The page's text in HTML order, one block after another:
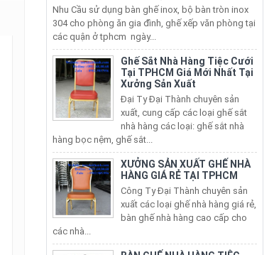
các quận ở tphcm ngày...
Ghế Sắt Nhà Hàng Tiệc Cưới
Tại TPHCM Giá Mới Nhất Tại
Xưởng Sản Xuất
Đại Ty Đại Thành chuyên sản
xuất, cung cấp các loại ghế sắt
nhà hàng các loại: ghế sắt nhà
hàng bọc nệm, ghế sắt...
XƯỞNG SẢN XUẤT GHẾ NHÀ
HÀNG GIÁ RẺ TẠI TPHCM
Công Ty Đại Thành chuyên sản
xuất các loại ghế nhà hàng giá rẻ,
bàn ghế nhà hàng cao cấp cho
các nhà...
BÀN GHẾ NHÀ HÀNG TIỆC
TY ĐẠI THÀNH Ở TPHCM